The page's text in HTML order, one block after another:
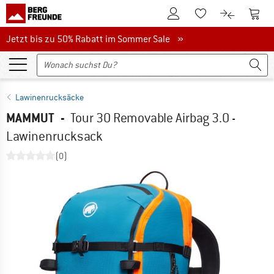
Zum KundenkontoZum Merkzettel.
Zum Zum
Jetzt bis zu 50% Rabatt im Sommer Sale
Jetzt bis zu 50% Rabatt im Sommer Sale »
Lawinenrucksäcke
MAMMUT - Tour 30 Removable Airbag 3.0 -
Lawinenrucksack
(0)